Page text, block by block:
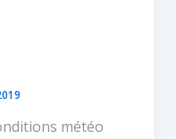
météo